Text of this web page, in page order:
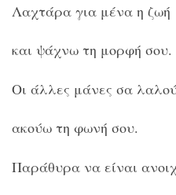
Λαχτάρα για μένα η ζωή
και ψάχνω τη μορφή σου.
Οι άλλες μάνες σα
ακούω τη φωνή σου.
Παράθυρα να είναι